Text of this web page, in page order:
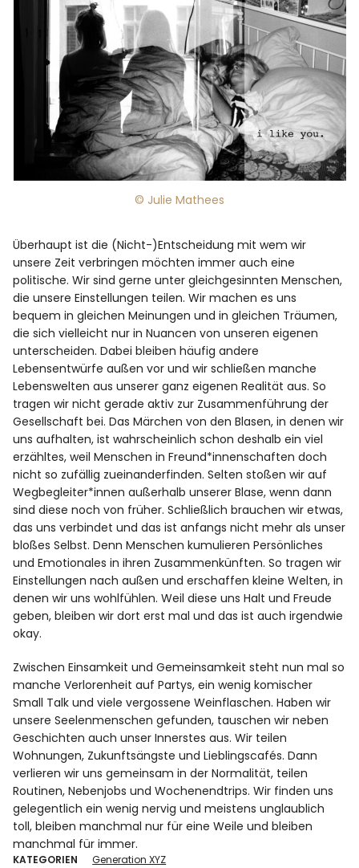
© Julie Mathees
Überhaupt ist die (Nicht-)Entscheidung mit wem wir
unsere Zeit verbringen möchten immer auch eine
politische. Wir sind gerne unter gleichgesinnten Menschen,
die unsere Einstellungen teilen. Wir machen es uns
bequem in gleichen Meinungen und in gleichen Träumen,
die sich vielleicht nur in Nuancen von unseren eigenen
unterscheiden. Dabei bleiben häufig andere
Lebensentwürfe außen vor und wir schließen manche
Lebenswelten aus unserer ganz eigenen Realität aus. So
tragen wir nicht gerade aktiv zur Zusammenführung der
Gesellschaft bei. Das Märchen von den Blasen, in denen wir
uns aufhalten, ist wahrscheinlich schon deshalb ein viel
erzähltes, weil Menschen in Freund*innenschaften doch
nicht so zufällig zueinanderfinden. Selten stoßen wir auf
Wegbegleiter*innen außerhalb unserer Blase, wenn dann
sind diese noch von früher. Schließlich brauchen wir etwas,
das uns verbindet und das ist anfangs nicht mehr als unser
bloßes Selbst. Denn Menschen kumulieren Persönliches
und Emotionales in ihren Zusammenkünften. So tragen wir
Einstellungen nach außen und erschaffen kleine Welten, in
denen wir uns wohlfühlen. Weil diese uns Halt und Freude
geben, bleiben wir dort erst mal und das ist auch irgendwie
okay.
Zwischen Einsamkeit und Gemeinsamkeit steht nun mal so
manche Verlorenheit auf Partys, ein wenig komischer
Small Talk und viele vergossene Weinflaschen. Haben wir
unsere Seelenmenschen gefunden, tauschen wir neben
Geschichten auch unser Innerstes aus. Wir teilen
Wohnungen, Zukunftsängste und Lieblingscafés. Dann
verlieren wir uns gemeinsam in der Normalität, teilen
Routinen, Nebenjobs und Wochenendtrips. Wir finden uns
gelegentlich ein wenig nervig und meistens unglaublich
toll, bleiben manchmal nur für eine Weile und bleiben
manchmal für immer.
KATEGORIEN Generation XYZ